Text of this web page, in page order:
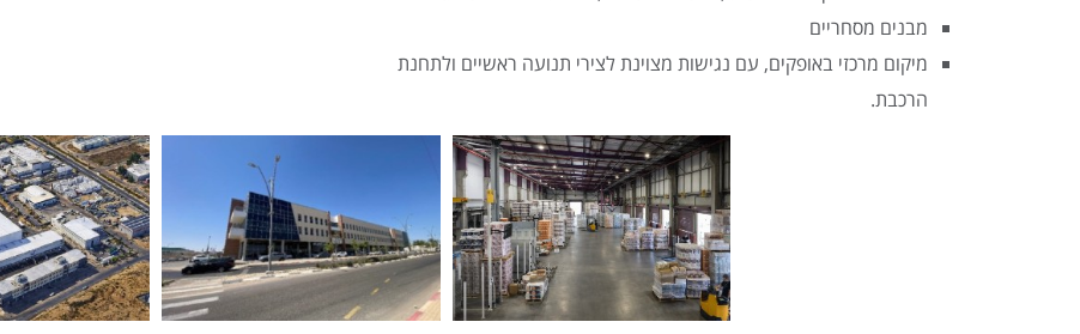
מבנים מסחריים
מיקום מרכזי באופקים, עם נגישות מצוינת לצירי תנועה ראשיים ולתחנת
הרכבת.